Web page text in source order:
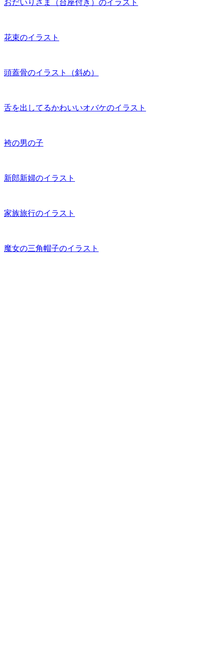
おだいりさま（台座付き）のイラスト
花束のイラスト
頭蓋骨のイラスト（斜め）
舌を出してるかわいいオバケのイラスト
袴の男の子
新郎新婦のイラスト
家族旅行のイラスト
魔女の三角帽子のイラスト